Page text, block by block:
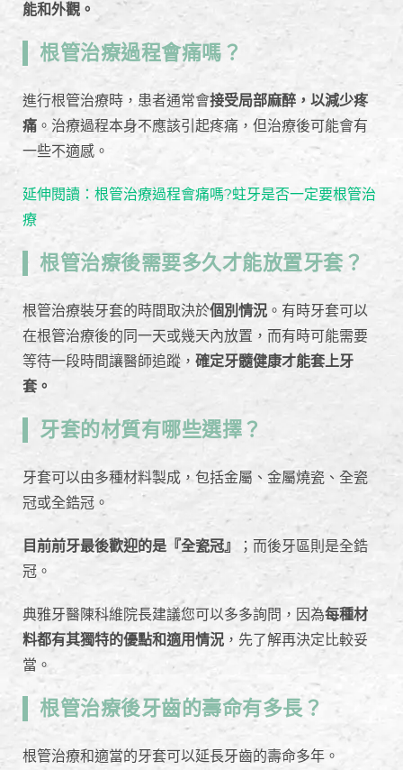
能和外觀。
根管治療過程會痛嗎？
進行根管治療時，患者通常會接受局部麻醉，以減少疼
痛 。治療過程本身不應該引起疼痛，但治療後可能會有
一些不適感。
延伸閱讀：根管治療過程會痛嗎?蛀牙是否一定要根管治
療
根管治療後需要多久才能放置牙套？
根管治療裝牙套的時間取決於個別情況 。有時牙套可以
在根管治療後的同一天或幾天內放置，而有時可能需要
等待一段時間讓醫師追蹤， 確定牙髓健康才能套上牙
套。
牙套的材質有哪些選擇？
牙套可以由多種材料製成，包括金屬、金屬燒瓷、全瓷
冠或全鋯冠。
目前前牙最後歡迎的是『全瓷冠』
；而後牙區則是全鋯
冠。
典雅牙醫陳科維院長建議您可以多多詢問，因為每種材
料都有其獨特的優點和適用情況 ，先了解再決定比較妥
當。
根管治療後牙齒的壽命有多長？
根管治療和適當的牙套可以延長牙齒的壽命多年。